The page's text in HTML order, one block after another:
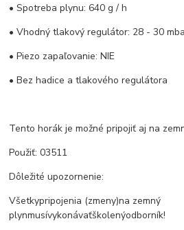
• Spotreba plynu: 640 g / h
• Vhodný tlakový regulátor: 28 - 30
• Piezo zapaľovanie: NIE
• Bez hadice a tlakového regulátora
Tento horák je možné pripojiť aj na
Použiť: 03511
Dôležité upozornenie:
Všetkypripojenia (zmeny)na zemný
plynmusívykonávaťškolenýodborník!